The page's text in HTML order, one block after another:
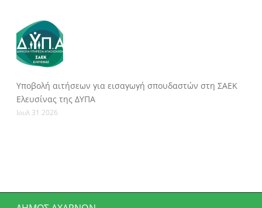
Υποβολή αιτήσεων για εισαγωγή σπουδαστών στη ΣΑΕΚ
Ελευσίνας της ΔΥΠΑ
Ιουλ 31 2026